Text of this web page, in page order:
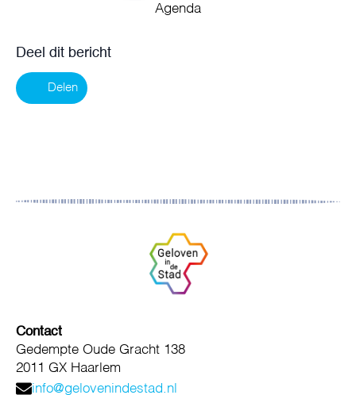
Agenda
Deel dit bericht
Delen
Contact
Gedempte Oude Gracht 138
2011 GX Haarlem
info@gelovenindestad.nl